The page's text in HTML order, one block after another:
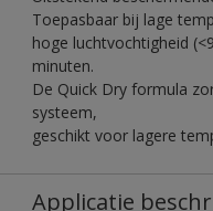
Toepasbaar bij lage
hoge luchtvochtigheid
minuten.
De Quick Dry formula
systeem,
geschikt voor lagere
Applicatie